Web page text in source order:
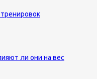
ли они на вес